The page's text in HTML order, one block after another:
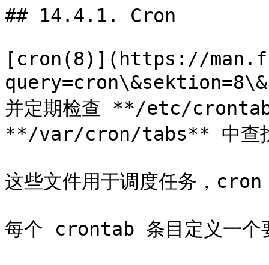
## 14.4.1. Cron
[cron(8)](https://
并定期检查 **/etc/
**/var/cron/tabs** 中查
这些文件用于调度任务，
每个 crontab 条目定义一个